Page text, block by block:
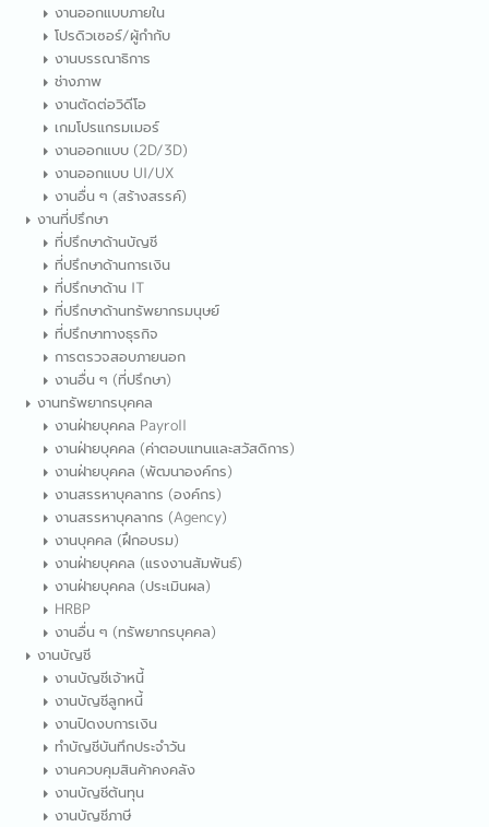
งานออกแบบภายใน
โปรดิวเซอร์/ผู้กำกับ
งานบรรณาธิการ
ช่างภาพ
งานตัดต่อวิดีโอ
เกมโปรแกรมเมอร์
งานออกแบบ (2D/3D)
งานออกแบบ UI/UX
งานอื่น ๆ (สร้างสรรค์)
งานที่ปรึกษา
ที่ปรึกษาด้านบัญชี
ที่ปรึกษาด้านการเงิน
ที่ปรึกษาด้าน IT
ที่ปรึกษาด้านทรัพยากรมนุษย์
ที่ปรึกษาทางธุรกิจ
การตรวจสอบภายนอก
งานอื่น ๆ (ที่ปรึกษา)
งานทรัพยากรบุคคล
งานฝ่ายบุคคล Payroll
งานฝ่ายบุคคล (ค่าตอบแทนและสวัสดิการ)
งานฝ่ายบุคคล (พัฒนาองค์กร)
งานสรรหาบุคลากร (องค์กร)
งานสรรหาบุคลากร (Agency)
งานบุคคล (ฝึกอบรม)
งานฝ่ายบุคคล (แรงงานสัมพันธ์)
งานฝ่ายบุคคล (ประเมินผล)
HRBP
งานอื่น ๆ (ทรัพยากรบุคคล)
งานบัญชี
งานบัญชีเจ้าหนี้
งานบัญชีลูกหนี้
งานปิดงบการเงิน
ทำบัญชีบันทึกประจำวัน
งานควบคุมสินค้าคงคลัง
งานบัญชีต้นทุน
งานบัญชีภาษี